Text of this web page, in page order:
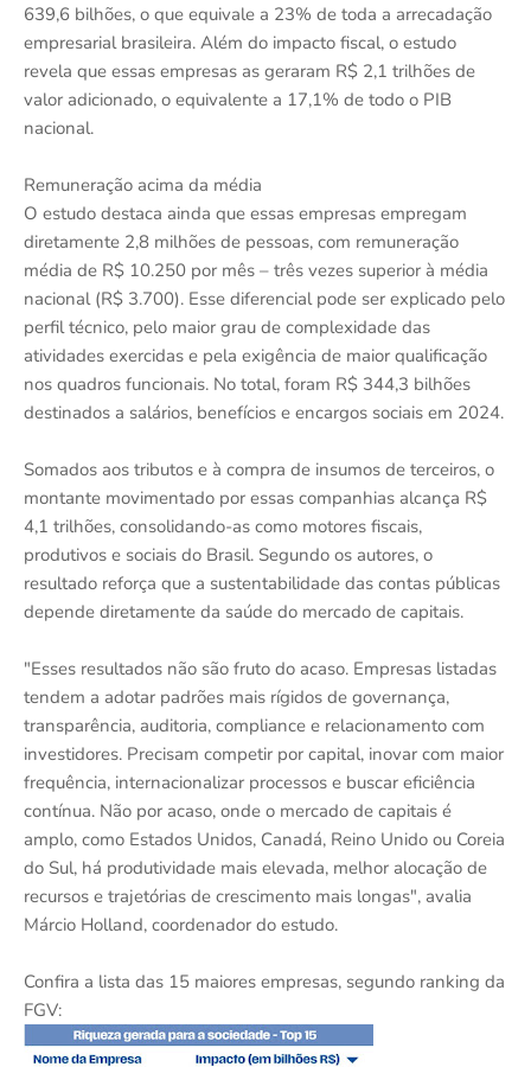
639,6 bilhões, o que equivale a 23% de toda a arrecadação
empresarial brasileira. Além do impacto fiscal, o estudo
revela que essas empresas as geraram R$ 2,1 trilhões de
valor adicionado, o equivalente a 17,1% de todo o PIB
nacional.
Remuneração acima da média
O estudo destaca ainda que essas empresas empregam
diretamente 2,8 milhões de pessoas, com remuneração
média de R$ 10.250 por mês – três vezes superior à média
nacional (R$ 3.700). Esse diferencial pode ser explicado pelo
perfil técnico, pelo maior grau de complexidade das
atividades exercidas e pela exigência de maior qualificação
nos quadros funcionais. No total, foram R$ 344,3 bilhões
destinados a salários, benefícios e encargos sociais em 2024.
Somados aos tributos e à compra de insumos de terceiros, o
montante movimentado por essas companhias alcança R$
4,1 trilhões, consolidando-as como motores fiscais,
produtivos e sociais do Brasil. Segundo os autores, o
resultado reforça que a sustentabilidade das contas públicas
depende diretamente da saúde do mercado de capitais.
"Esses resultados não são fruto do acaso. Empresas listadas
tendem a adotar padrões mais rígidos de governança,
transparência, auditoria, compliance e relacionamento com
investidores. Precisam competir por capital, inovar com maior
frequência, internacionalizar processos e buscar eficiência
contínua. Não por acaso, onde o mercado de capitais é
amplo, como Estados Unidos, Canadá, Reino Unido ou Coreia
do Sul, há produtividade mais elevada, melhor alocação de
recursos e trajetórias de crescimento mais longas", avalia
Márcio Holland, coordenador do estudo.
Confira a lista das 15 maiores empresas, segundo ranking da
FGV: